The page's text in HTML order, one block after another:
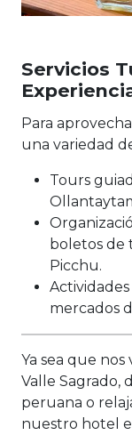
Servicios
Para
una variedad
Tours
boletos de
Picchu.
mercados
Ya sea que nos
Valle Sagrado,
peruana o
nuestro hotel